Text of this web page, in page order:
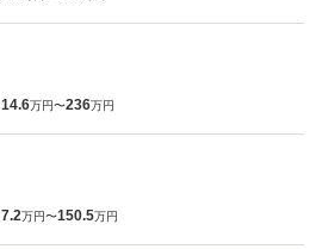
14.6万円〜236万円
7.2万円〜150.5万円